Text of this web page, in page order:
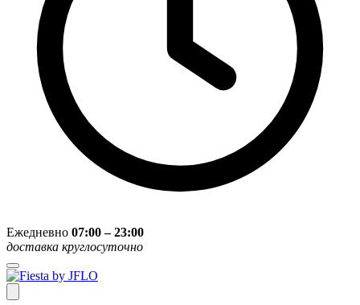
Ежедневно 07:00 – 23:00
доставка круглосуточно